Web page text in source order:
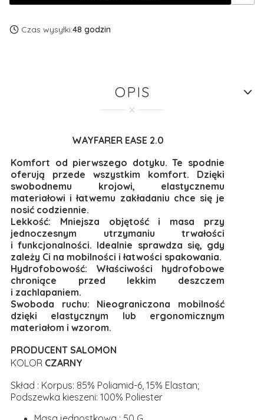
Czas wysyłki:48 godzin
OPIS
WAYFARER EASE 2.0
Komfort od pierwszego dotyku. Te spodnie
oferują przede wszystkim komfort. Dzięki
swobodnemu krojowi, elastycznemu
materiałowi i łatwemu zakładaniu chce się je
nosić codziennie.
Lekkość: Mniejsza objętość i masa przy
jednoczesnym utrzymaniu trwałości
i funkcjonalności. Idealnie sprawdza się, gdy
zależy Ci na mobilności i łatwości spakowania.
Hydrofobowość: Właściwości hydrofobowe
chroniące przed lekkim deszczem
i zachlapaniem.
Swoboda ruchu: Nieograniczona mobilność
dzięki elastycznym lub ergonomicznym
materiałom i wzorom.
PRODUCENT SALOMON
KOLOR CZARNY
Skład : Korpus: 85% Poliamid-6, 15% Elastan;
Podszewka kieszeni: 100% Poliester